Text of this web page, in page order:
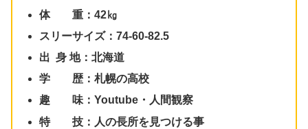
体 重：42㎏
スリーサイズ：74-60-82.5
出 身 地：北海道
学 歴：札幌の高校
趣 味：Youtube・人間観察
特 技：人の長所を見つける事